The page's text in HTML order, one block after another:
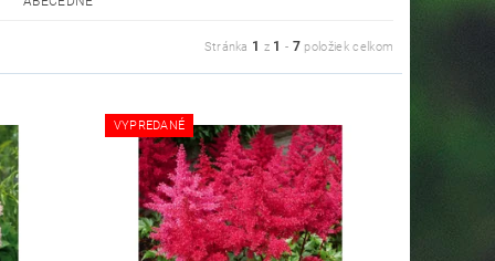
Stránka 1 z 1 - 7 položiek celkom
VYPREDANÉ
zahradník Peter